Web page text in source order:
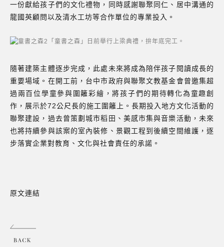
一份獻給孩子們的文化禮物，同時感謝聯聚同仁、居中溝通的
龍國英顧問以及清水工坊等合作單位的專業投入。
「童書之森」日前舉行上梁典禮，拚年底完工。
隨著建築主體逐步完成，此處未來將成為陪伴孩子閱讀成長的
重要場域。在開工前，台中市政府與聯聚文教基金會曾邀集超
過兩百位學童參與圍籬彩繪，將孩子們的期待轉化為童趣創
作，展示於72公尺長的施工圍籬上。長期投入地方文化活動的
聯聚建設，過去曾策劃城市稻田、美感市集與音樂活動，未來
也將持續參與該案的室內裝修、景觀工程到後續空間維護，逐
步落實企業對教育、文化與社會責任的承諾。
原文連結